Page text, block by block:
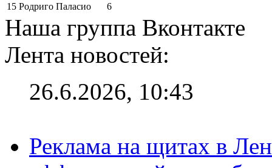
15 Родриго Паласио 6
Наша группа Вконтакте
Лента новостей:
26.6.2026, 10:43
Реклама на щитах в